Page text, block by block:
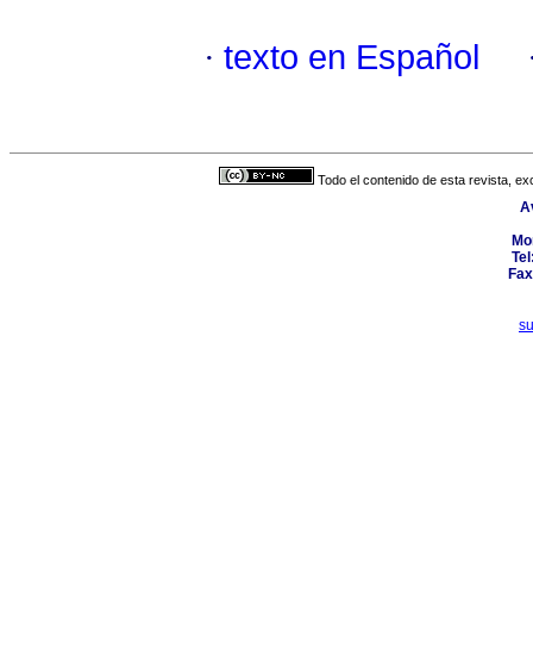
· texto en Español
Todo el contenido de esta revista,